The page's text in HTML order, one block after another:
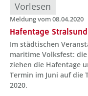
Vorlesen
Meldung vom 08.04.2020
Hafentage
Im städtischen
maritime Volksfest:
ziehen die Hafentage
Termin im Juni auf die
2020.